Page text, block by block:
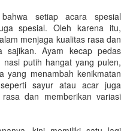
setiap acara spesial
spesial. Oleh karena itu,
menjaga kualitas rasa dan
sajikan. Ayam kecap pedas
putih hangat yang pulen,
yang menambah kenikmatan
sayur atau acar juga
dan memberikan variasi